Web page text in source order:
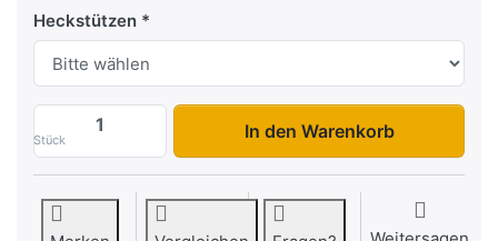
Heckstützen
Stück
ECO 2612 zu 899,00 €, Menge 1.
In den Warenkorb